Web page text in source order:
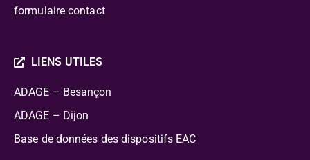
formulaire contact
LIENS UTILES
ADAGE – Besançon
ADAGE – Dijon
Base de données des dispositifs EAC